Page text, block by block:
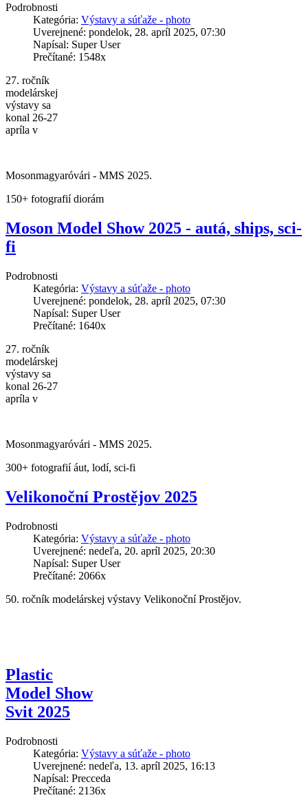
Podrobnosti
Kategória: Výstavy a súťaže - photo
Uverejnené: pondelok, 28. apríl 2025, 07:30
Napísal: Super User
Prečítané: 1548x
27. ročník
modelárskej
výstavy sa
konal 26-27
apríla v
Mosonmagyaróvári - MMS 2025.
150+ fotografií diorám
Moson Model Show 2025 - autá, ships, sci-
fi
Podrobnosti
Kategória: Výstavy a súťaže - photo
Uverejnené: pondelok, 28. apríl 2025, 07:30
Napísal: Super User
Prečítané: 1640x
27. ročník
modelárskej
výstavy sa
konal 26-27
apríla v
Mosonmagyaróvári - MMS 2025.
300+ fotografií áut, lodí, sci-fi
Velikonoční Prostějov 2025
Podrobnosti
Kategória: Výstavy a súťaže - photo
Uverejnené: nedeľa, 20. apríl 2025, 20:30
Napísal: Super User
Prečítané: 2066x
50. ročník modelárskej výstavy Velikonoční Prostějov.
Plastic
Model Show
Svit 2025
Podrobnosti
Kategória: Výstavy a súťaže - photo
Uverejnené: nedeľa, 13. apríl 2025, 16:13
Napísal: Precceda
Prečítané: 2136x